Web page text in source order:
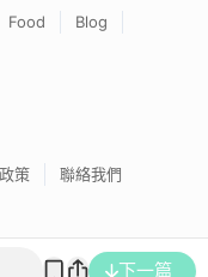
下一篇
Food
Blog
策 聯絡我們